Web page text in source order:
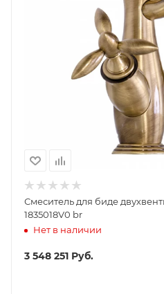
Смеситель для биде
1835018V0 br
Нет в наличии
3 548 251 Руб.